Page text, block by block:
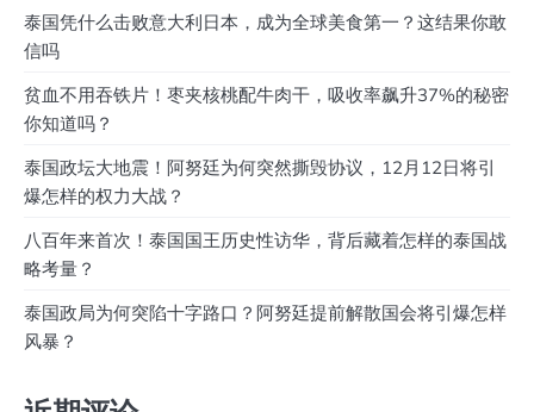
泰国凭什么击败意大利日本，成为全球美食第一？这结果你敢
信吗
贫血不用吞铁片！枣夹核桃配牛肉干，吸收率飙升37%的秘密
你知道吗？
泰国政坛大地震！阿努廷为何突然撕毁协议，12月12日将引
爆怎样的权力大战？
八百年来首次！泰国国王历史性访华，背后藏着怎样的泰国战
略考量？
泰国政局为何突陷十字路口？阿努廷提前解散国会将引爆怎样
风暴？